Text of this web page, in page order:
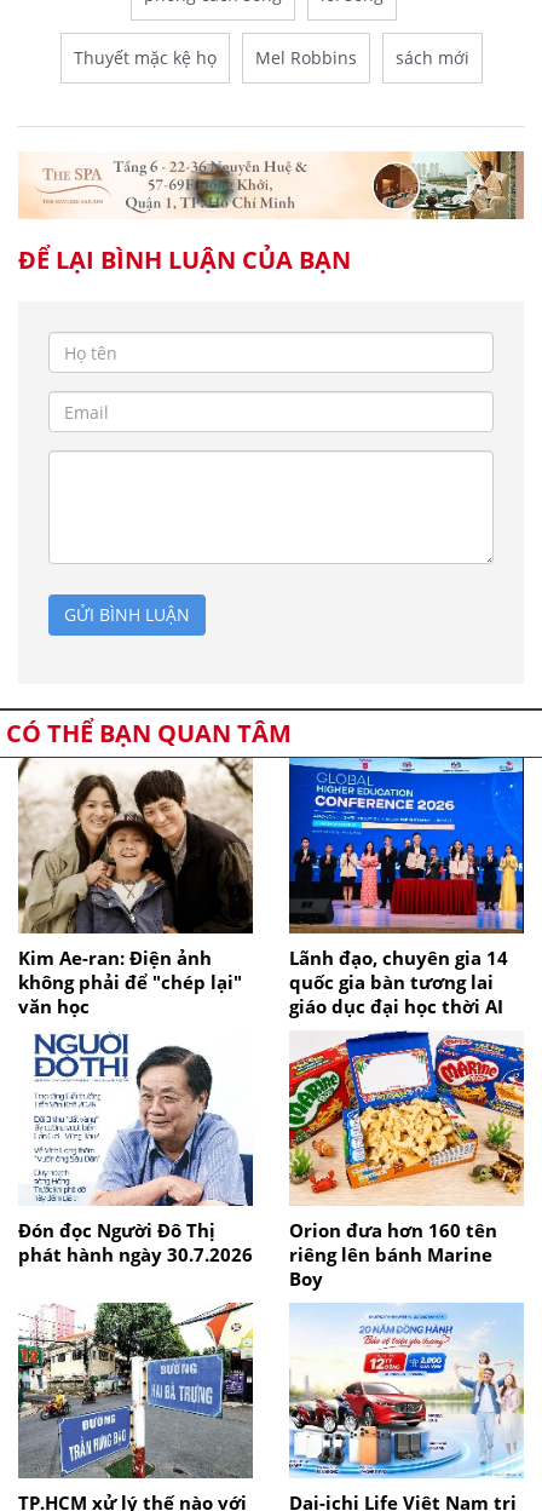
Thuyết mặc kệ họ Mel Robbins sách mới
ĐỂ LẠI BÌNH LUẬN CỦA BẠN
GỬI BÌNH LUẬN
CÓ THỂ BẠN QUAN TÂM
Kim Ae-ran: Điện ảnh
không phải để "chép lại"
văn học
Lãnh đạo, chuyên gia 14
quốc gia bàn tương lai
giáo dục đại học thời AI
Đón đọc Người Đô Thị
phát hành ngày 30.7.2026
Orion đưa hơn 160 tên
riêng lên bánh Marine
Boy
TP.HCM xử lý thế nào với
Dai-ichi Life Việt Nam tri